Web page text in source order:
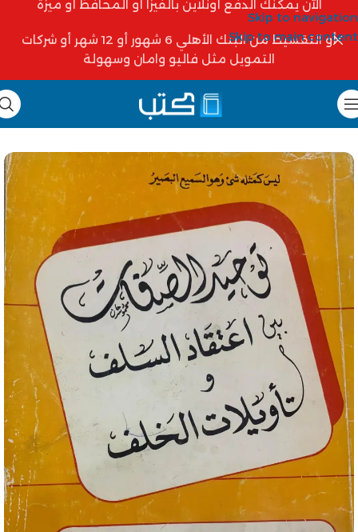
Skip to navigation
Skip to main content
الآن يمكنك الدفع أونلاين بالفيزا أو المحافظ أو ميزة
أو التقسيط من البنك الأهلي 6 شهور أو 12 شهر أو شركات
التمويل مثل فاليو وامان وسهولة